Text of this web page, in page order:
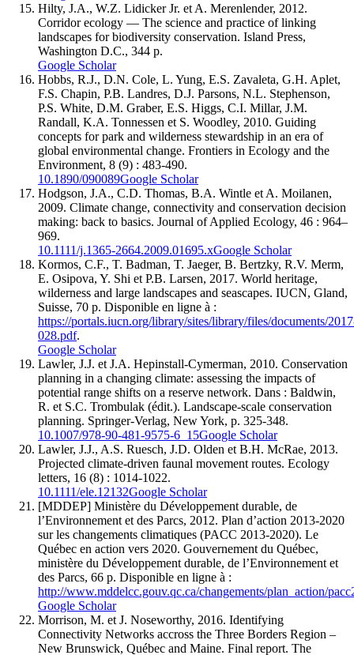
Hilty, J.A., W.Z. LidickerJr. et A. Merenlender, 2012.
Corridor ecology — The science and practice of linking
landscapes for biodiversity conservation. Island Press,
Washington D.C., 344 p.
Google Scholar
Hobbs, R.J., D.N. Cole, L. Yung, E.S. Zavaleta, G.H. Aplet,
F.S. Chapin, P.B. Landres, D.J. Parsons, N.L. Stephenson,
P.S. White, D.M. Graber, E.S. Higgs, C.I. Millar, J.M.
Randall, K.A. Tonnessen et S. Woodley, 2010. Guiding
concepts for park and wilderness stewardship in an era of
global environmental change. Frontiers in Ecology and the
Environment, 8 (9) : 483-490.
10.1890/090089Google Scholar
Hodgson, J.A., C.D. Thomas, B.A. Wintle et A. Moilanen,
2009. Climate change, connectivity and conservation decision
making: back to basics. Journal of Applied Ecology, 46 : 964–
969.
10.1111/j.1365-2664.2009.01695.xGoogle Scholar
Kormos, C.F., T. Badman, T. Jaeger, B. Bertzky, R.V. Merm,
E. Osipova, Y. Shi et P.B. Larsen, 2017. World heritage,
wilderness and large landscapes and seascapes. IUCN, Gland,
Suisse, 70 p. Disponible en ligne à :
https://portals.iucn.org/library/sites/library/files/documents/
028.pdf.
Google Scholar
Lawler, J.J. et J.A. Hepinstall-Cymerman, 2010. Conservation
planning in a changing climate: assessing the impacts of
potential range shifts on a reserve network. Dans : Baldwin,
R. et S.C. Trombulak (édit.). Landscape-scale conservation
planning. Springer-Verlag, New York, p. 325-348.
10.1007/978-90-481-9575-6_15Google Scholar
Lawler, J.J., A.S. Ruesch, J.D. Olden et B.H. McRae, 2013.
Projected climate-driven faunal movement routes. Ecology
letters, 16 (8) : 1014-1022.
10.1111/ele.12132Google Scholar
[MDDEP] Ministère du Développement durable, de
l’Environnement et des Parcs, 2012. Plan d’action 2013-2020
sur les changements climatiques (PACC 2013-2020). Le
Québec en action vers 2020. Gouvernement du Québec,
ministère du Développement durable, de l’Environnement et
des Parcs, 66 p. Disponible en ligne à :
http://www.mddelcc.gouv.qc.ca/changements/plan_action/
Google Scholar
Morrison, M. et J. Noseworthy, 2016. Identifying
Connectivity Networks accross the Three Borders Region –
New Brunswick, Québec and Maine. Final report. The